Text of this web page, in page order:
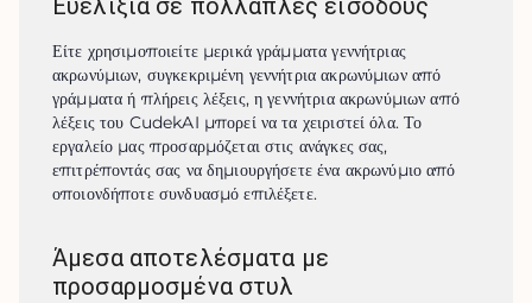
Ευελιξία σε πολλαπλές εισόδους
Είτε χρησιμοποιείτε μερικά γράμματα γεννήτριας
ακρωνύμιων, συγκεκριμένη γεννήτρια ακρωνύμιων από
γράμματα ή πλήρεις λέξεις, η γεννήτρια ακρωνύμιων από
λέξεις του CudekAI μπορεί να τα χειριστεί όλα. Το
εργαλείο μας προσαρμόζεται στις ανάγκες σας,
επιτρέποντάς σας να δημιουργήσετε ένα ακρωνύμιο από
οποιονδήποτε συνδυασμό επιλέξετε.
Άμεσα αποτελέσματα με
προσαρμοσμένα στυλ